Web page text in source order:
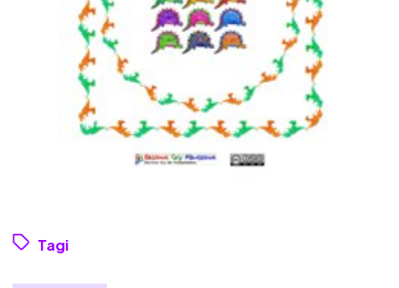
Tagi